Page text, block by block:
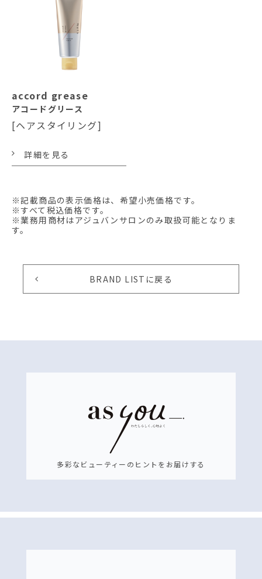
accord grease
アコードグリース
[ヘアスタイリング]
詳細を見る
※記載商品の表示価格は、希望小売価格です。
※すべて税込価格です。
※業務用商材はアジュバンサロンのみ取扱可能となりま
す。
BRAND LISTに戻る
多彩なビューティーのヒントをお届けする